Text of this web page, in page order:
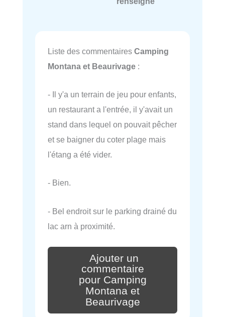
Liste des commentaires Camping
Montana et Beaurivage :
- Il y'a un terrain de jeu pour enfants,
un restaurant a l'entrée, il y'avait un
stand dans lequel on pouvait pêcher
et se baigner du coter plage mais
l'étang a été vider.
- Bien.
- Bel endroit sur le parking drainé du
lac arn à proximité.
Ajouter un
commentaire
pour Camping
Montana et
Beaurivage